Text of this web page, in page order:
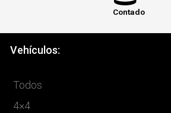
Contado
Vehículos:
Todos
4×4